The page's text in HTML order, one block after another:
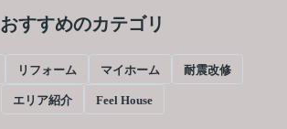
おすすめのカテゴリ
リフォーム マイホーム 耐震改修
エリア紹介 Feel House